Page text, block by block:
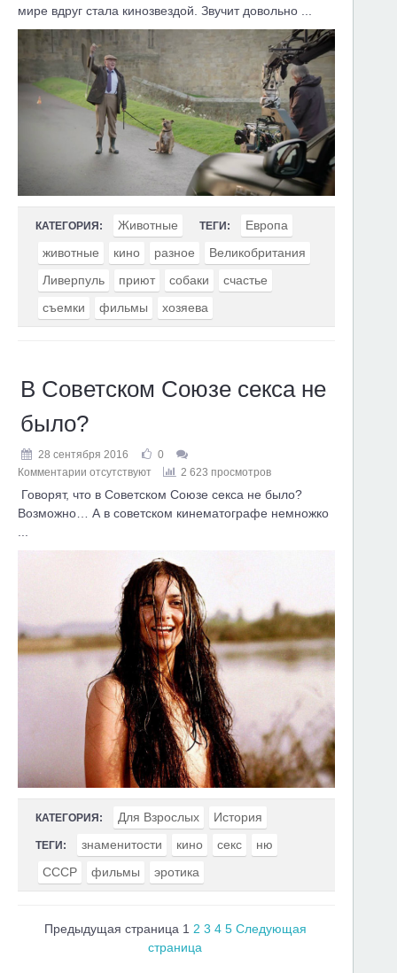
мире вдруг стала кинозвездой. Звучит довольно ...
КАТЕГОРИЯ: Животные ТЕГИ:
Европа
животные
кино разное
Великобритания
Ливерпуль
приют собаки
счастье
съемки
фильмы хозяева
В Советском Союзе секса не
было?
28 сентября 2016
0
Комментарии отсутствуют
2 623 просмотров
Говорят, что в Советском Союзе секса не было?
Возможно… А в советском кинематографе немножко
КАТЕГОРИЯ: Для Взрослых История
ТЕГИ: знаменитости кино секс
ню
СССР
фильмы эротика
Предыдущая страница 1 2 3 4 5 Следующая
страница